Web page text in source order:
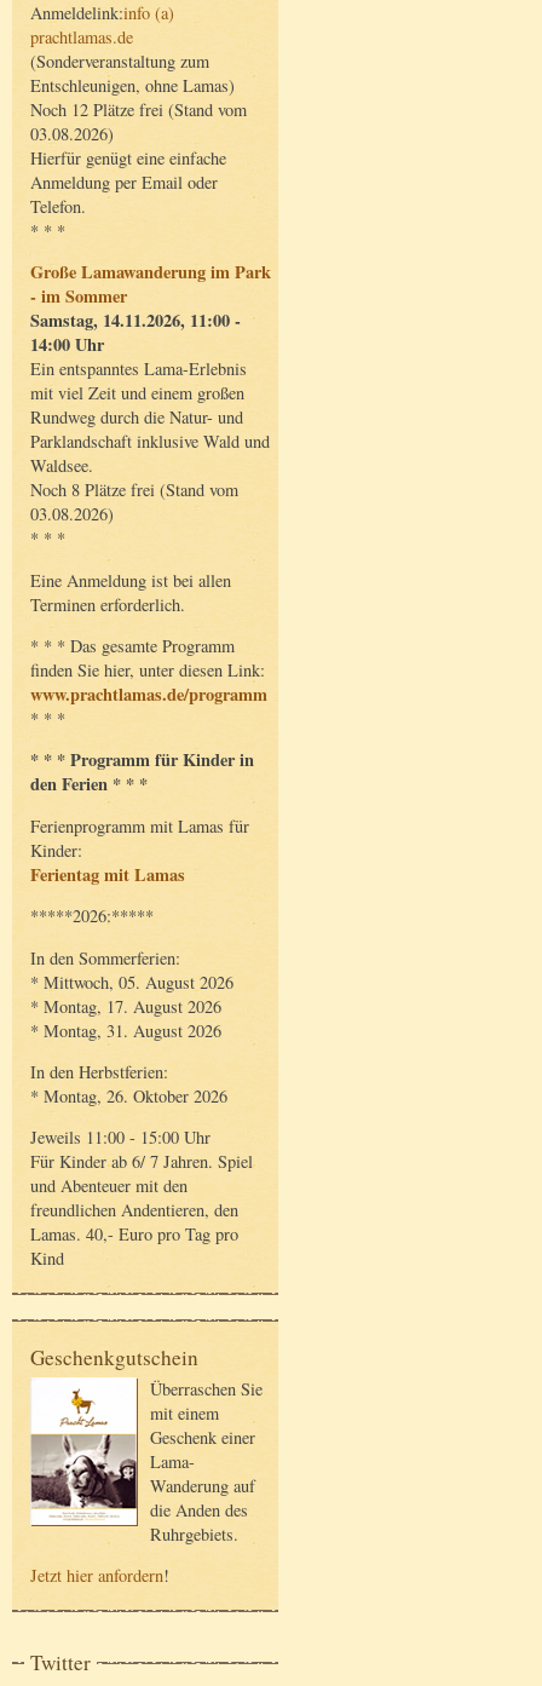
Anmeldelink:info (a)
prachtlamas.de
(Sonderveranstaltung zum
Entschleunigen, ohne Lamas)
Noch 12 Plätze frei (Stand vom
03.08.2026)
Hierfür genügt eine einfache
Anmeldung per Email oder
Telefon.
* * *
Große Lamawanderung im Park
- im Sommer
Samstag, 14.11.2026, 11:00 -
14:00 Uhr
Ein entspanntes Lama-Erlebnis
mit viel Zeit und einem großen
Rundweg durch die Natur- und
Parklandschaft inklusive Wald und
Waldsee.
Noch 8 Plätze frei (Stand vom
03.08.2026)
* * *
Eine Anmeldung ist bei allen
Terminen erforderlich.
* * * Das gesamte Programm
finden Sie hier, unter diesen Link:
www.prachtlamas.de/programm
* * *
* * * Programm für Kinder in
den Ferien * * *
Ferienprogramm mit Lamas für
Kinder:
Ferientag mit Lamas
*****2026:*****
In den Sommerferien:
* Mittwoch, 05. August 2026
* Montag, 17. August 2026
* Montag, 31. August 2026
In den Herbstferien:
* Montag, 26. Oktober 2026
Jeweils 11:00 - 15:00 Uhr
Für Kinder ab 6/ 7 Jahren. Spiel
und Abenteuer mit den
freundlichen Andentieren, den
Lamas. 40,- Euro pro Tag pro
Kind
Geschenkgutschein
Überraschen Sie
mit einem
Geschenk einer
Lama-
Wanderung auf
die Anden des
Ruhrgebiets.
Jetzt hier anfordern!
Twitter